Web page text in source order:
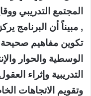
المجتمع التدريبي
, مبيناً أن البرنامج
تكوين مفاهيم
الوسطية والحوار
التدريبية وإثراء
وتقويم الاتجاهات